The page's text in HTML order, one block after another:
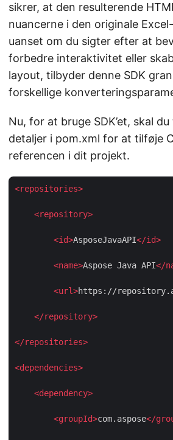
sikrer, at den resulterende
nuancerne i den originale
uanset om du sigter efter at
forbedre interaktivitet eller
layout, tilbyder denne SDK
forskellige
Nu, for at bruge SDK’et, skal
detaljer i pom.xml for at tilføje
referencen i dit projekt.
<repositories>
<repository>
<id>AsposeJavaAPI</id>
<name>Aspose Java API</
<url>https://
</repository>
</repositories>
<dependencies>
<dependency>
<groupId>com.aspose</